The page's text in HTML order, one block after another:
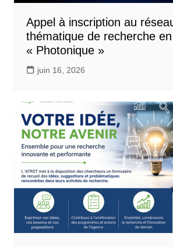
Appel à inscription au
thématique de recherche en
« Photonique »
juin 16, 2026